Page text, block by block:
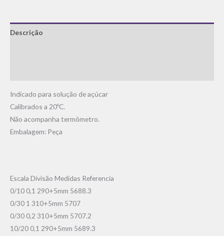
Descrição
Indicado para solução de açúcar
Calibrados a 20ºC.
Não acompanha termômetro.
Embalagem: Peça
Escala Divisão Medidas Referencia
0/10 0,1 290+5mm 5688.3
0/30 1 310+5mm 5707
0/30 0,2 310+5mm 5707.2
10/20 0,1 290+5mm 5689.3